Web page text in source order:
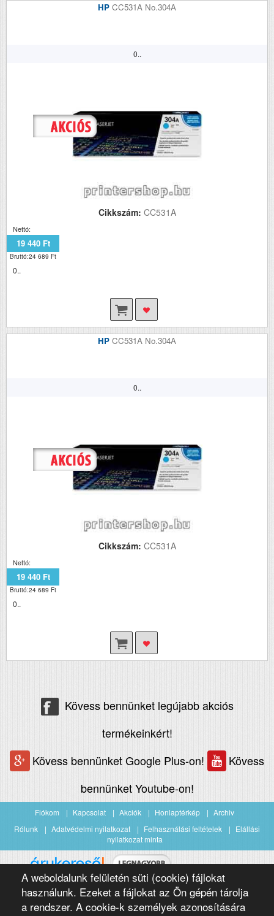
HP CC531A No.304A
0..
Cikkszám: CC531A
Nettó:
19 440 Ft
Bruttó:24 689 Ft
0..
HP CC531A No.304A
0..
Cikkszám: CC531A
Nettó:
19 440 Ft
Bruttó:24 689 Ft
0..
A weboldalunk felületén süti (cookie) fájlokat
használunk. Ezeket a fájlokat az Ön gépén tárolja
a rendszer. A cookie-k személyek azonosítására
Kövess bennünket legújabb akciós
termékeinkért!
Kövess bennünket Google Plus-on!
Kövess
bennünket Youtube-on!
Fiókom Kapcsolat Akciók Honlaptérkép
Archiv
Rólunk
Adatvédelmi nyilatkozat Felhasználási feltételek
Elállási
nyilatkozat minta